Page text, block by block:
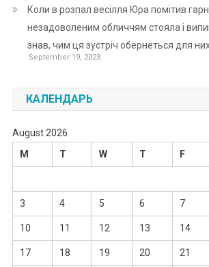
Коли в розпал весілля Юра помітив
незадоволеним обличчям стояла і
знав, чим ця зустріч обернеться для
September 19, 2023
КАЛЕНДАРЬ
August 2026
M
T W T F
3 4 5 6 7
10 11 12 13 14
17 18 19 20 21